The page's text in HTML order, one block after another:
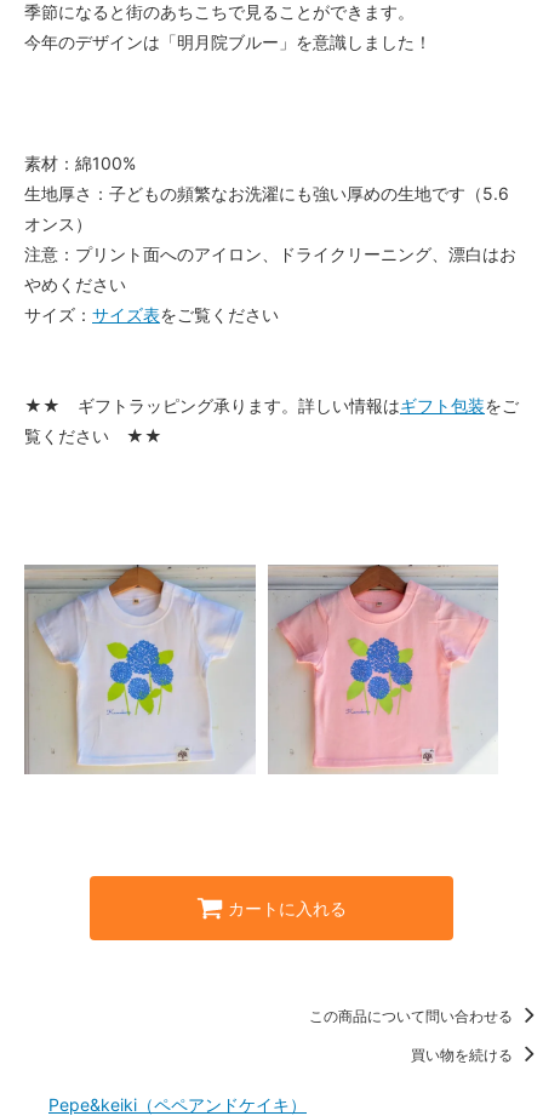
01ホワイト
季節になると街のあちこちで見ることができます。
今年のデザインは「明月院ブルー」を意識しました！
素材：綿100%
生地厚さ：子どもの頻繁なお洗濯にも強い厚めの生地です（5.6
オンス）
注意：プリント面へのアイロン、ドライクリーニング、漂白はお
やめください
サイズ： サイズ表をご覧ください
★★ ギフトラッピング承ります。詳しい情報はギフト包装をご
覧ください ★★
カートに入れる
この商品について問い合わせる
買い物を続ける
Pepe&keiki（ペペアンドケイキ）